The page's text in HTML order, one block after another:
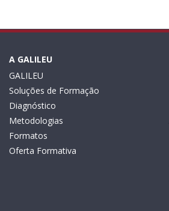
A GALILEU
GALILEU
Soluções de Formação
Diagnóstico
Metodologias
Formatos
Oferta Formativa